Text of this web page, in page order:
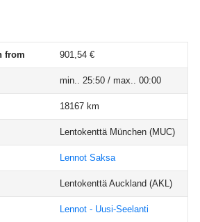
from 901,54 €
min.. 25:50 / max.. 00:00
18167 km
Lentokenttä München (MUC)
Lennot Saksa
Lentokenttä Auckland (AKL)
Lennot - Uusi-Seelanti